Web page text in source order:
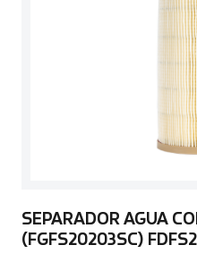
SEPARADOR AGUA
(FGFS20203SC)